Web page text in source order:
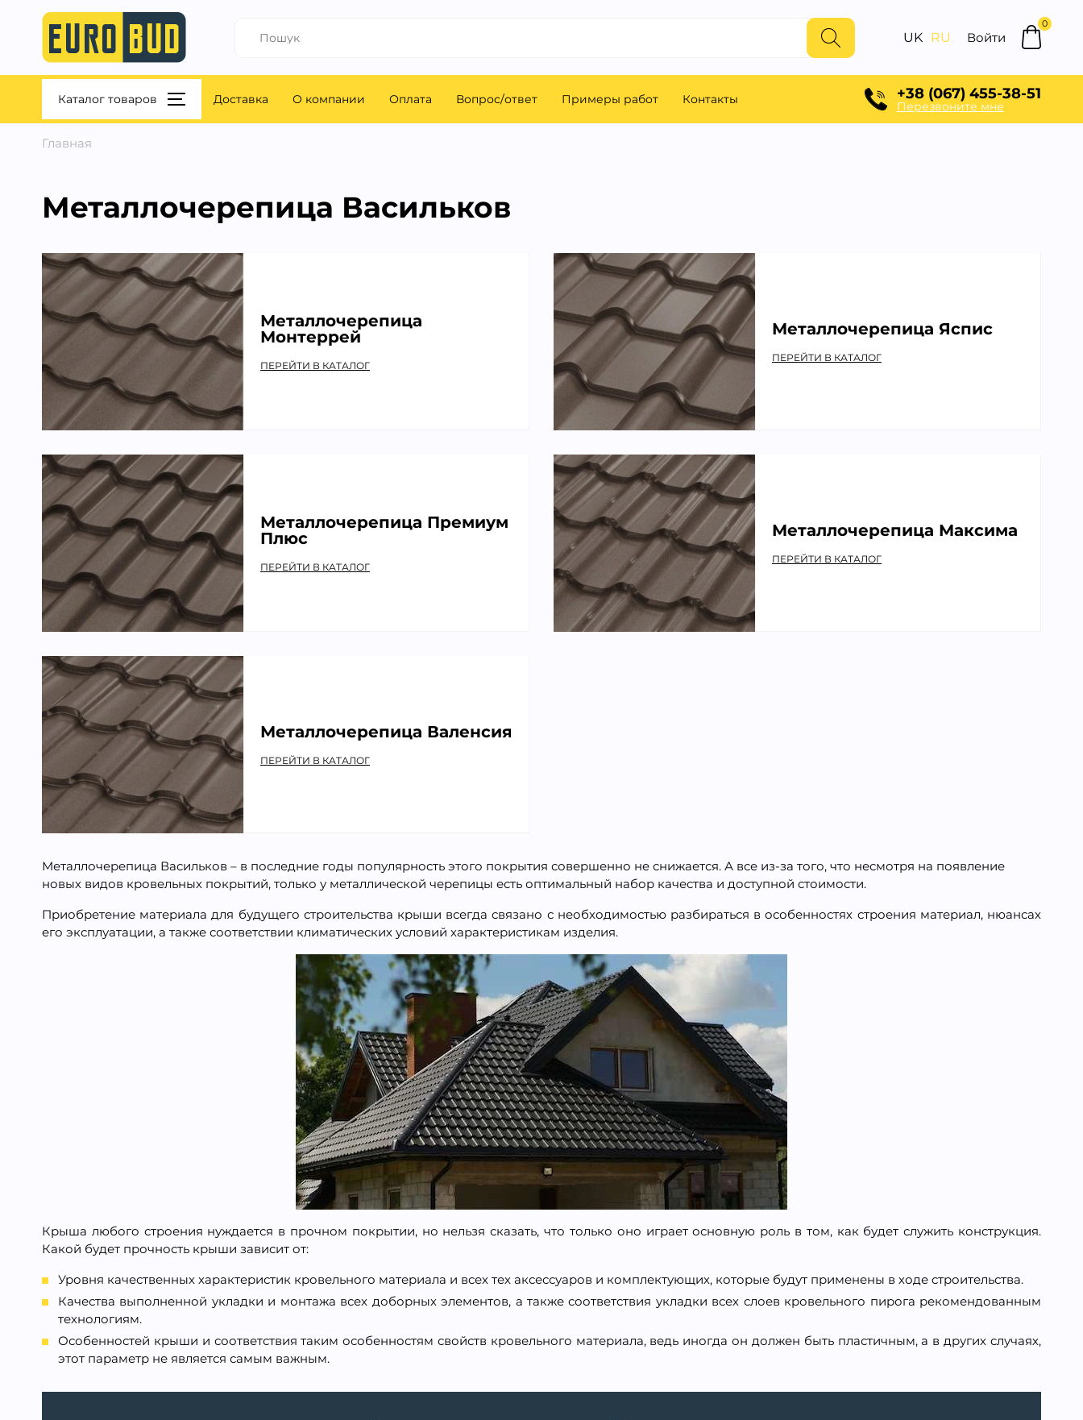
UK RU Войти
0
Каталог товаров Доставка О компании Оплата Вопрос/ответ Примеры работ Контакты +38 (067) 455-38-51
Перезвоните мне
Главная
Металлочерепица Васильков
Металлочерепица
Монтеррей
ПЕРЕЙТИ В КАТАЛОГ
Металлочерепица Яспис
ПЕРЕЙТИ В КАТАЛОГ
Металлочерепица Премиум
Плюс
ПЕРЕЙТИ В КАТАЛОГ
Металлочерепица Максима
ПЕРЕЙТИ В КАТАЛОГ
Металлочерепица Валенсия
ПЕРЕЙТИ В КАТАЛОГ
Металлочерепица Васильков – в последние годы популярность этого покрытия совершенно не снижается. А все из-за того, что несмотря на появление
новых видов кровельных покрытий, только у металлической черепицы есть оптимальный набор качества и доступной стоимости.
Приобретение материала для будущего строительства крыши всегда связано с необходимостью разбираться в особенностях строения материал, нюансах
его эксплуатации, а также соответствии климатических условий характеристикам изделия.
Крыша любого строения нуждается в прочном покрытии, но нельзя сказать, что только оно играет основную роль в том, как будет служить конструкция.
Какой будет прочность крыши зависит от:
Уровня качественных характеристик кровельного материала и всех тех аксессуаров и комплектующих, которые будут применены в ходе строительства.
Качества выполненной укладки и монтажа всех доборных элементов, а также соответствия укладки всех слоев кровельного пирога рекомендованным
технологиям.
Особенностей крыши и соответствия таким особенностям свойств кровельного материала, ведь иногда он должен быть пластичным, а в других случаях,
этот параметр не является самым важным.